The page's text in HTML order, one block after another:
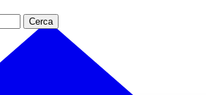
Cerca